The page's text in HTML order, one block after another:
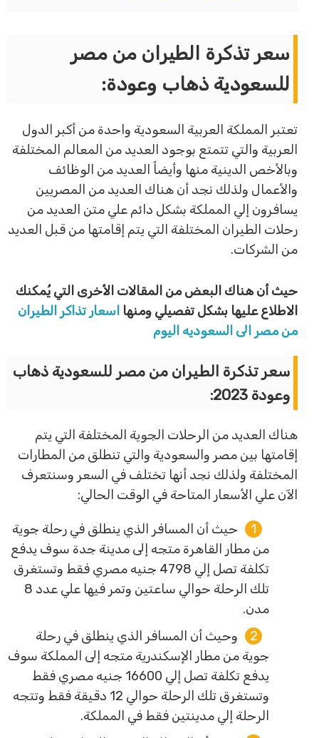
سعر تذكرة الطيران من مصر
للسعودية ذهاب وعودة:
تعتبر المملكة العربية السعودية واحدة من أكبر الدول
العربية والتي تتمتع بوجود العديد من المعالم المختلفة
وبالأخص الدينية منها وأيضاً العديد من الوظائف
والأعمال ولذلك نجد أن هناك العديد من المصريين
يسافرون إلي المملكة بشكل دائم علي متن العديد من
رحلات الطيران المختلفة التي يتم إقامتها من قبل العديد
من الشركات.
حيث أن هناك البعض من المقالات الأخرى التي يُمكنك
الاطلاع عليها بشكل تفصيلي ومنهااسعار تذاكر الطيران
من مصر الى السعوديه اليوم
سعر تذكرة الطيران من مصر للسعودية ذهاب
وعودة 2023:
هناك العديد من الرحلات الجوية المختلفة التي يتم
إقامتها بين مصر والسعودية والتي تنطلق من المطارات
المختلفة ولذلك نجد أنها تختلف في السعر وسنتعرف
الآن علي الأسعار المتاحة في الوقت الحالي:
حيث أن المسافر الذي ينطلق في رحلة جوية
من مطار القاهرة متجه إلى مدينة جدة سوف يدفع
تكلفة تصل إلي 4798 جنيه مصري فقط وتستغرق
تلك الرحلة حوالي ساعتين وتمر فيها علي عدد 8
مدن.
وحيث أن المسافر الذي ينطلق في رحلة
جوية من مطار الإسكندرية متجه إلى المملكة سوف
يدفع تكلفة تصل إلي 16600 جنيه مصري فقط
وتستغرق تلك الرحلة حوالي 12 دقيقة فقط وتتجه
الرحلة إلي مدينتين فقط في المملكة.